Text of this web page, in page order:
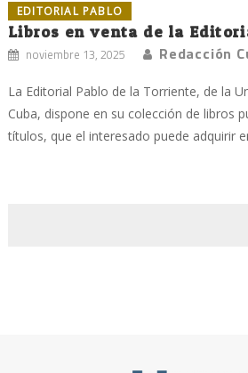
EDITORIAL PABLO
Libros en venta de la
noviembre 13, 2025 Redacción
La Editorial Pablo de la Torriente, de la
Cuba, dispone en su colección de libros
títulos, que el interesado puede adquirir